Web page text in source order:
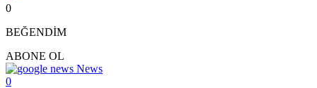
0
BEĞENDİM
ABONE OL
News
0